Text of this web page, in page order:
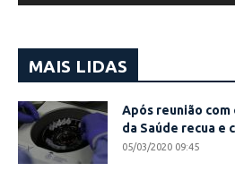
MAIS LIDAS
Após reunião
da Saúde recua e
05/03/2020 09:45